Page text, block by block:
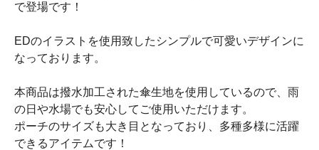
で登場です！
EDのイラストを使用致したシンプルで可愛いデザインに
なっております。
本商品は撥水加工された傘生地を使用しているので、雨
の日や水場でも安心してご使用いただけます。
ポーチのサイズも大き目となっており、多種多様に活躍
できるアイテムです！